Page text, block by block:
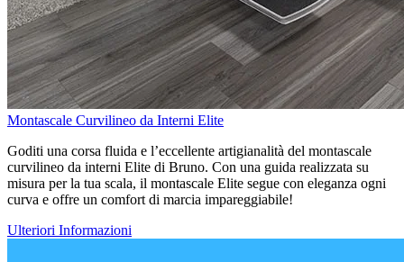
Montascale Curvilineo da Interni Elite
Goditi una corsa fluida e l’eccellente artigianalità del montascale
curvilineo da interni Elite di Bruno. Con una guida realizzata su
misura per la tua scala, il montascale Elite segue con eleganza ogni
curva e offre un comfort di marcia impareggiabile!
Ulteriori Informazioni